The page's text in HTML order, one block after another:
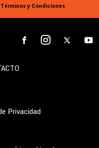
Términos y Condiciones
Privacidad